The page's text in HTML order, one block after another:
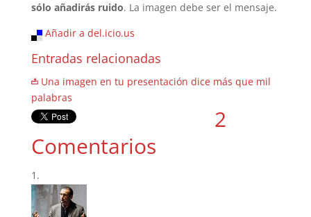
sólo añadirás ruido. La imagen debe ser el mensaje.
Añadir a del.icio.us
Entradas relacionadas
Una imagen en tu presentación dice más que mil
palabras
2
Comentarios